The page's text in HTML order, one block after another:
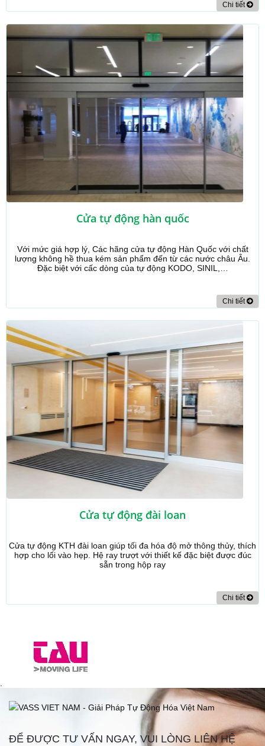
Chi tiết
Cửa tự động hàn quốc
Với mức giá hợp lý, Các hãng cửa tự động Hàn Quốc với chất
lượng không hề thua kém sản phẩm đến từ các nước châu Âu.
Đặc biệt với cấc dòng của tự động KODO, SINIL,…
Chi tiết
Cửa tự động đài loan
Cửa tự động KTH đài loan giúp tối đa hóa độ mở thông thủy, thích
hợp cho lối vào hẹp. Hệ ray trượt với thiết kế đặc biệt được đúc
sẵn trong hộp ray
Chi tiết
.
ĐỂ ĐƯỢC TƯ VẤN NGAY, VUI LÒNG LIÊN HỆ